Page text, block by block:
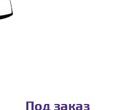
Под заказ